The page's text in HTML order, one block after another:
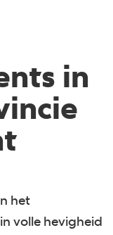
in
het
volle hevigheid